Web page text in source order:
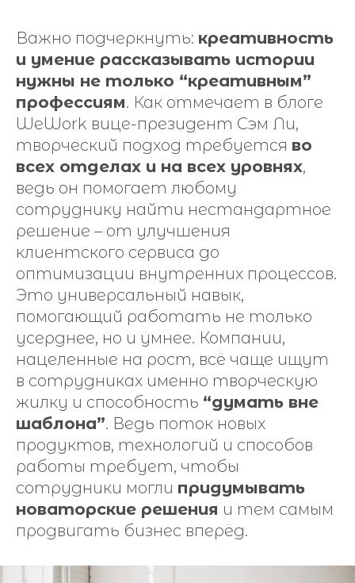
Важно подчеркнуть: креативность
и умение рассказывать истории
нужны не только “креативным”
профессиям. Как отмечает в блоге
WeWork вице-президент Сэм Ли,
творческий подход требуется во
всех отделах и на всех уровнях,
ведь он помогает любому
сотруднику найти нестандартное
решение – от улучшения
клиентского сервиса до
оптимизации внутренних процессов.
Это универсальный навык,
помогающий работать не только
усерднее, но и умнее. Компании,
нацеленные на рост, всё чаще ищут
в сотрудниках именно творческую
жилку и способность “думать вне
шаблона”. Ведь поток новых
продуктов, технологий и способов
работы требует, чтобы
сотрудники могли придумывать
новаторские решения и тем самым
продвигать бизнес вперёд.